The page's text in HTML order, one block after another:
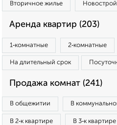
Вторичное жилье
Аренда квартир (203)
1‑комнатные 2‑комнатные
На длительный срок
Продажа комнат (241)
В общежитии В
В 2‑к квартире В 3‑к квартире